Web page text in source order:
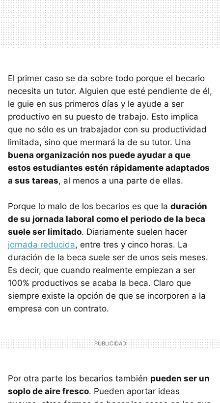
El primer caso se da sobre todo porque el becario
necesita un tutor. Alguien que esté pendiente de él,
le guie en sus primeros días y le ayude a ser
productivo en su puesto de trabajo. Esto implica
que no sólo es un trabajador con su productividad
limitada, sino que mermará la de su tutor. Una
buena organización nos puede ayudar a que
estos estudiantes estén rápidamente adaptados
a sus tareas, al menos a una parte de ellas.
Porque lo malo de los becarios es que la duración
de su jornada laboral como el periodo de la beca
suele ser limitado. Diariamente suelen hacer
jornada reducida, entre tres y cinco horas. La
duración de la beca suele ser de unos seis meses.
Es decir, que cuando realmente empiezan a ser
100% productivos se acaba la beca. Claro que
siempre existe la opción de que se incorporen a la
empresa con un contrato.
Por otra parte los becarios también pueden ser un
soplo de aire fresco. Pueden aportar ideas